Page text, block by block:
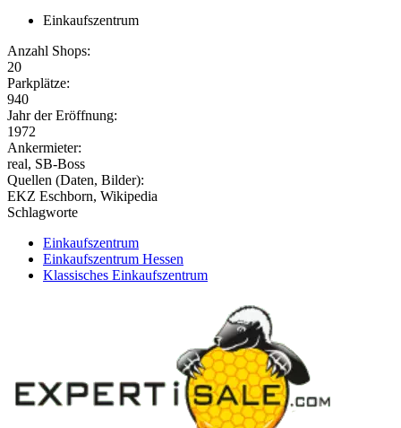
Einkaufszentrum
Anzahl Shops:
20
Parkplätze:
940
Jahr der Eröffnung:
1972
Ankermieter:
real, SB-Boss
Quellen (Daten, Bilder):
EKZ Eschborn, Wikipedia
Schlagworte
Einkaufszentrum
Einkaufszentrum Hessen
Klassisches Einkaufszentrum